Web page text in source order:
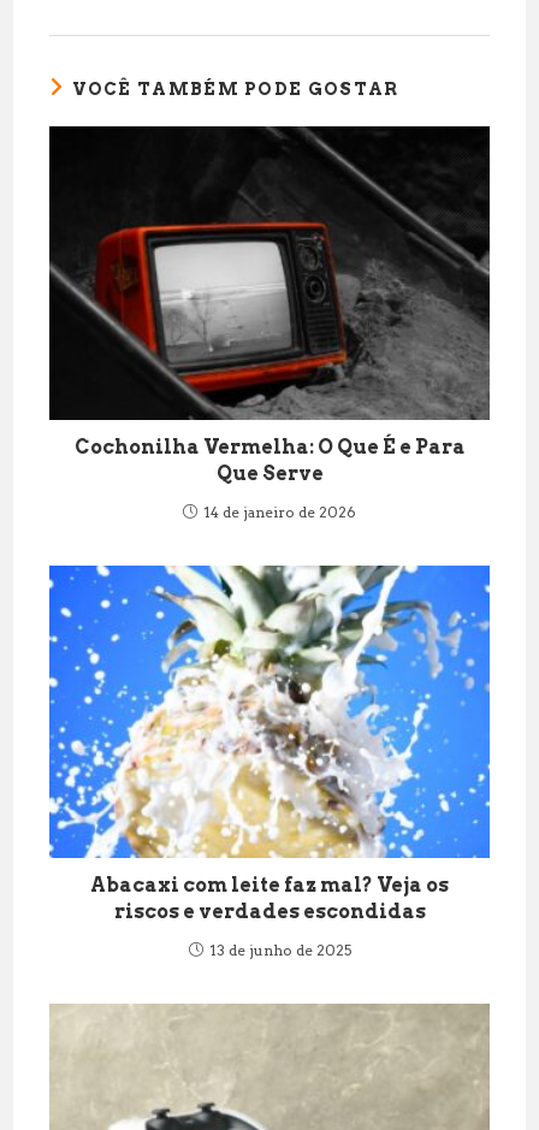
VOCÊ TAMBÉM PODE GOSTAR
Cochonilha Vermelha: O Que É e Para
Que Serve
14 de janeiro de 2026
Abacaxi com leite faz mal? Veja os
riscos e verdades escondidas
13 de junho de 2025